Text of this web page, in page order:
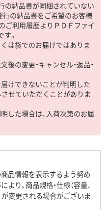
の納品書が同梱されていない
の納品書をご希望のお客様
ご利用履歴よりＰＤＦファイ
。
は袋でのお届けではありま
後の変更・キャンセル・返品・
けできないことが判明した
せていただくことがありま
した場合は、入荷次第のお届
品情報を表示するよう努め
り、商品規格・仕様（容量、
が変更される場合がございま